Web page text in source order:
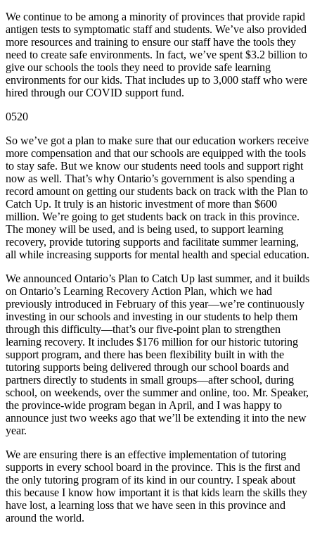
We continue to be among a minority of provinces that provide rapid
antigen tests to symptomatic staff and students. We’ve also provided
more resources and training to ensure our staff have the tools they
need to create safe environments. In fact, we’ve spent $3.2 billion to
give our schools the tools they need to provide safe learning
environments for our kids. That includes up to 3,000 staff who were
hired through our COVID support fund.
0520
So we’ve got a plan to make sure that our education workers receive
more compensation and that our schools are equipped with the tools
to stay safe. But we know our students need tools and support right
now as well. That’s why Ontario’s government is also spending a
record amount on getting our students back on track with the Plan to
Catch Up. It truly is an historic investment of more than $600
million. We’re going to get students back on track in this province.
The money will be used, and is being used, to support learning
recovery, provide tutoring supports and facilitate summer learning,
all while increasing supports for mental health and special education.
We announced Ontario’s Plan to Catch Up last summer, and it builds
on Ontario’s Learning Recovery Action Plan, which we had
previously introduced in February of this year—we’re continuously
investing in our schools and investing in our students to help them
through this difficulty—that’s our five-point plan to strengthen
learning recovery. It includes $176 million for our historic tutoring
support program, and there has been flexibility built in with the
tutoring supports being delivered through our school boards and
partners directly to students in small groups—after school, during
school, on weekends, over the summer and online, too. Mr. Speaker,
the province-wide program began in April, and I was happy to
announce just two weeks ago that we’ll be extending it into the new
year.
We are ensuring there is an effective implementation of tutoring
supports in every school board in the province. This is the first and
the only tutoring program of its kind in our country. I speak about
this because I know how important it is that kids learn the skills they
have lost, a learning loss that we have seen in this province and
around the world.